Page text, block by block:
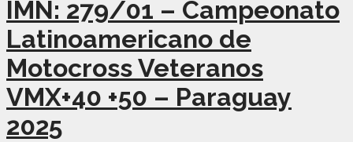
IMN: 279/01 – Campeonato
Latinoamericano de
Motocross Veteranos
VMX+40 +50 – Paraguay
2025